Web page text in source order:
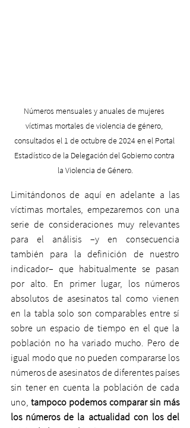
Números mensuales y anuales de mujeres
víctimas mortales de violencia de género,
consultados el 1 de octubre de 2024 en el Portal
Estadístico de la Delegación del Gobierno contra
la Violencia de Género.
Limitándonos de aquí en adelante a las
víctimas mortales, empezaremos con una
serie de consideraciones muy relevantes
para el análisis –y en consecuencia
también para la definición de nuestro
indicador– que habitualmente se pasan
por alto. En primer lugar, los números
absolutos de asesinatos tal como vienen
en la tabla solo son comparables entre sí
sobre un espacio de tiempo en el que la
población no ha variado mucho. Pero de
igual modo que no pueden compararse los
números de asesinatos de diferentes países
sin tener en cuenta la población de cada
uno, tampoco podemos comparar sin más
los números de la actualidad con los del